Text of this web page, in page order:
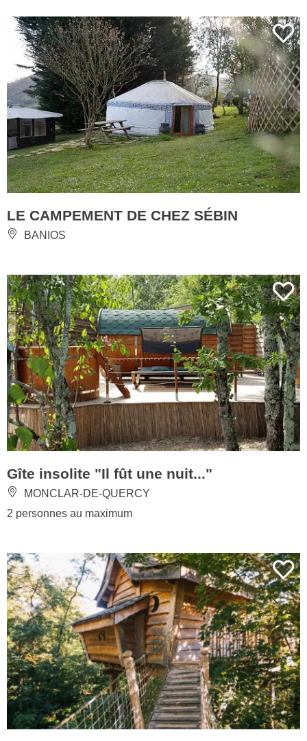
LE CAMPEMENT DE CHEZ SÉBIN
BANIOS
Gîte insolite "Il fût une nuit..."
MONCLAR-DE-QUERCY
2 personnes au maximum